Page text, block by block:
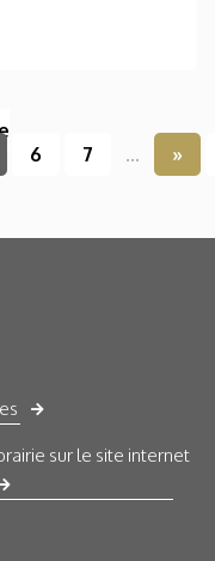
6 7 ...
»
sur le site internet